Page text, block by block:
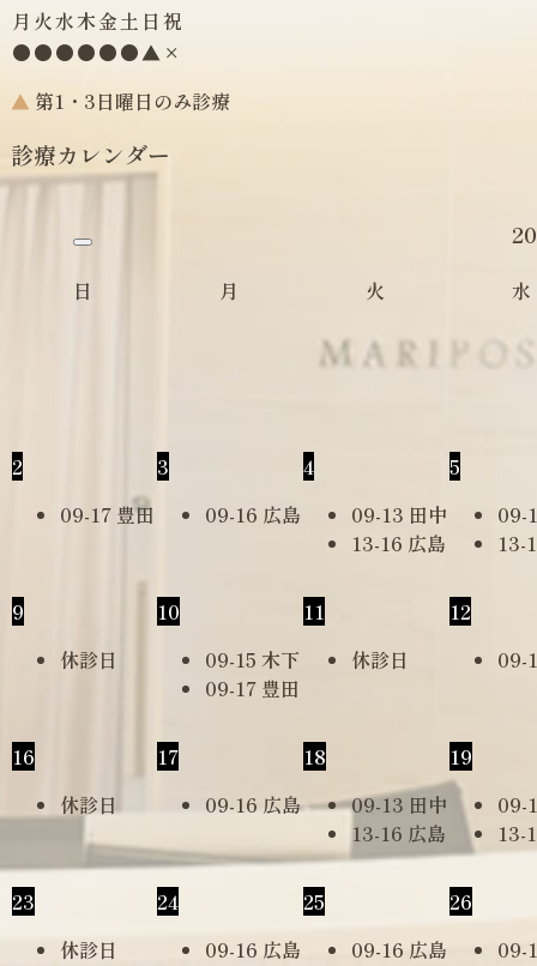
月 火水木金土 日 祝
●●●●●●▲ ×
▲ 第1・3日曜日のみ診療
診療カレンダー
日 月 火 水
2
09-17 豊田
3
09-16 広島
4
09-13 田中
13-16 広島
5
09-
13-
9
休診日
10
09-15 木下
09-17 豊田
11
休診日
12
09-
16
休診日
17
09-16 広島
18
09-13 田中
13-16 広島
19
09-
13-
23
休診日
24
09-16 広島
25
09-16 広島
26
09-